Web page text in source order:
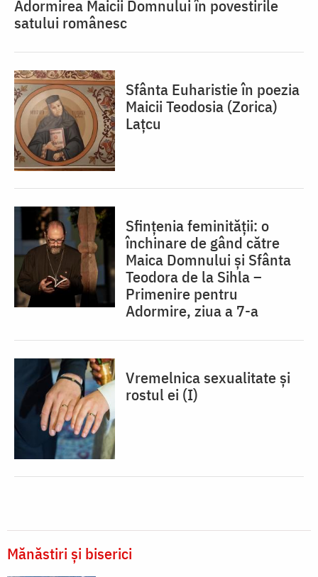
Adormirea Maicii Domnului în povestirile
satului românesc
Sfânta Euharistie în poezia
Maicii Teodosia (Zorica)
Lațcu
Sfințenia feminității: o
închinare de gând către
Maica Domnului și Sfânta
Teodora de la Sihla –
Primenire pentru
Adormire, ziua a 7-a
Vremelnica sexualitate și
rostul ei (I)
Mănăstiri și biserici